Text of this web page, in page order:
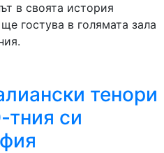
в своята история
гостува в голямата зала
тенори
тния си